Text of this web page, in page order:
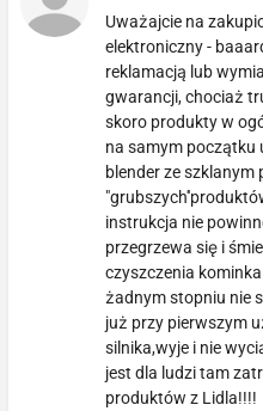
Uważajcie na
elektroniczny -
reklamacją lub
gwarancji, chociaż
skoro produkty w
na samym początku
blender ze szklanym
instrukcja nie
przegrzewa się i
czyszczenia
żadnym stopniu nie
już przy pierwszym
silnika,wyje i nie
jest dla ludzi tam
produktów z Lidla!!!!